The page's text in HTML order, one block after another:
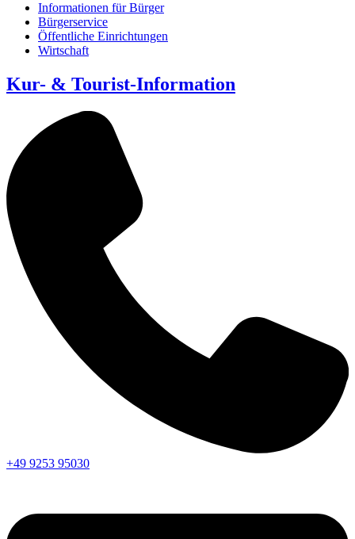
Informationen für Bürger
Bürgerservice
Öffentliche Einrichtungen
Wirtschaft
Kur- & Tourist-Information
+49 9253 95030